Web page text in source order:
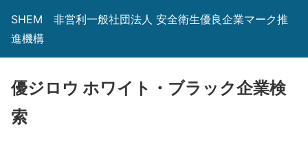
SHEM 非営利一般社団法人 安全衛生優良企業マーク推
進機構
優ジロウ ホワイト・ブラック企業検
索